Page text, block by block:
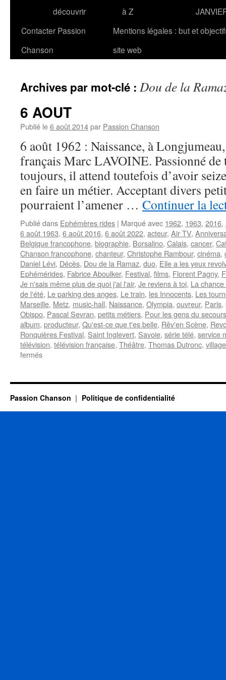
découvrir
à Z
Contacter Passion
Chanson
Mentions légales : but et
site web
Archives par mot-clé : Dou de la
6 AOUT
Publié le6 août 2014par Passion Chanson
6 août 1962 : Naissance, à
français Marc LAVOINE. Passionné de
toujours, il attend toutefois d’avoir
en faire un métier. Acceptant divers
pourraient l’amener … Continuer la
Publié dans Ephémères rides | Marqué avec 1962, 1963, 2016,
6 août 1963, 6 août 2016, 6 août 2022, acteur, Air TV,
Belgique francophone, biographie, Borsalino, Calais, cancer,
Chanson francophone, chanteur, Christophe Rambour, cinéma,
Daniel Lévi, Décès, Dou de la Ramaz, duo, Elle a les yeux
Ephémérides, Fabrice Aboulker, Festival, films, Florent Pagny,
Je n'sais même plus de quoi j'ai l'air, Je reviens à toi, La
de l'été, Le parking des anges, Le train, les Innocents, Les
Marseille, Metz, music-hall, Naissance, Olympia, ouvreur, Paris,
Obispo, Pascal Sevran, petits métiers, Pour les gens du secours
album, producteur, Qu'est-ce que t'es belle, Rêv'en Scène,
Ronquières Festival, Saint Inglevert, Savoie, série télé, service
télévision, télévision française, Théâtre, Thomas Dutronc,
ferméssur
Passion Chanson Politique de confidentialité